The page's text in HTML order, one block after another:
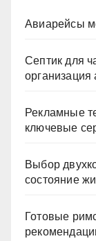
Авиарейсы
Септик для
организация
Рекламные
ключевые
Выбор
состояние
Готовые